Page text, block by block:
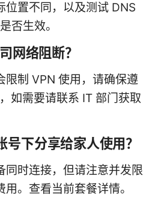
位置不同，以及测试 DNS
否生效。
网络阻断？
限制 VPN 使用，请确保遵
如需要请联系 IT 部门获取
号下分享给家人使用？
同时连接，但请注意并发限
。查看当前套餐详情。